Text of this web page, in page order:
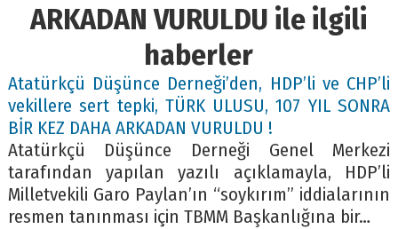
ARKADAN VURULDU ile ilgili
haberler
Atatürkçü Düşünce Derneği’den, HDP’li ve CHP’li
vekillere sert tepki, TÜRK ULUSU, 107 YIL SONRA
BİR KEZ DAHA ARKADAN VURULDU !
Atatürkçü Düşünce Derneği Genel Merkezi
tarafından yapılan yazılı açıklamayla, HDP’li
Milletvekili Garo Paylan’ın “soykırım” iddialarının
resmen tanınması için TBMM Başkanlığına bir…